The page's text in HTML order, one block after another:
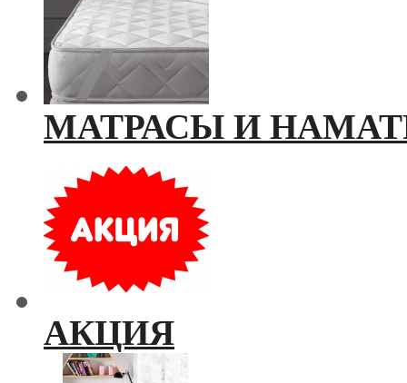
МАТРАСЫ И
АКЦИЯ